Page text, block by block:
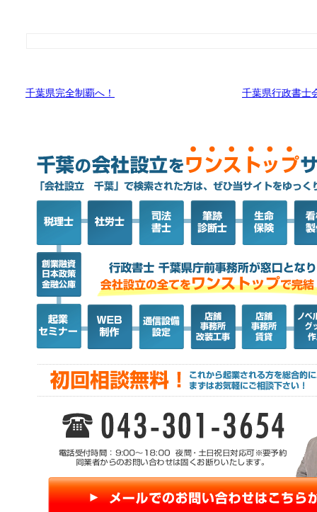
千葉県完全制覇へ！ 千葉県行政書士